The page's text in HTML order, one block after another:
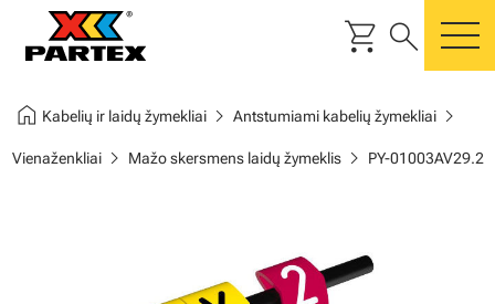
shopping_cart search
home Kabelių ir laidų žymekliaichevron_right Antstumiami kabelių žymekliaichevron_right
Vienaženkliaichevron_right Mažo skersmens laidų žymeklischevron_right PY-01003AV29.2